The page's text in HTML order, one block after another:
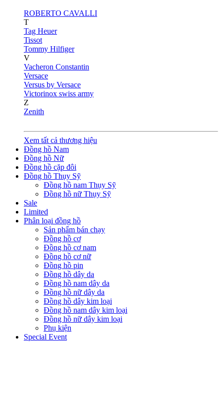
ROBERTO CAVALLI
T
Tag Heuer
Tissot
Tommy Hilfiger
V
Vacheron Constantin
Versace
Versus by Versace
Victorinox swiss army
Z
Zenith
Xem tất cả thương hiệu
Đồng hồ Nam
Đồng hồ Nữ
Đồng hồ cặp đôi
Đồng hồ Thụy Sỹ
Đồng hồ nam Thụy Sỹ
Đồng hồ nữ Thụy Sỹ
Sale
Limited
Phân loại đồng hồ
Sản phẩm bán chạy
Đồng hồ cơ
Đồng hồ cơ nam
Đồng hồ cơ nữ
Đồng hồ pin
Đồng hồ dây da
Đồng hồ nam dây da
Đồng hồ nữ dây da
Đồng hồ dây kim loại
Đồng hồ nam dây kim loại
Đồng hồ nữ dây kim loại
Phụ kiện
Special Event